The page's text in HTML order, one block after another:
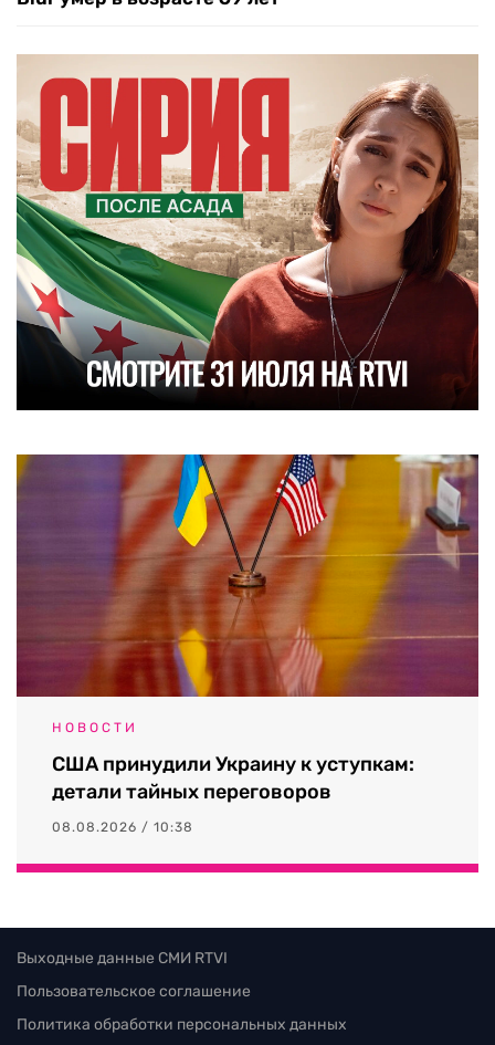
НОВОСТИ
США принудили Украину к уступкам:
детали тайных переговоров
08.08.2026 / 10:38
Выходные данные СМИ RTVI
Пользовательское соглашение
Политика обработки персональных данных